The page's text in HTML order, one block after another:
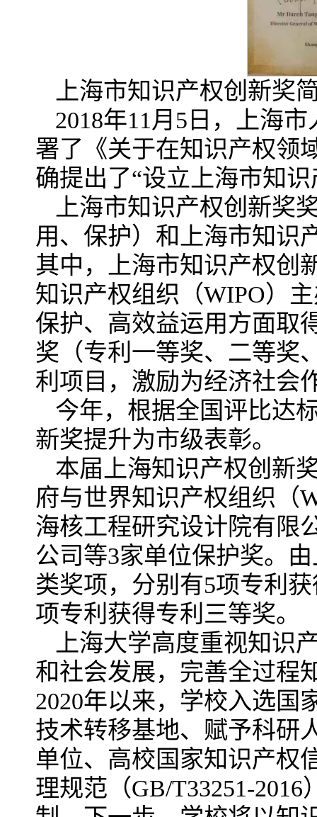
上海市知识产权创新奖
2018年11月5日，上海
署了《关于在知识产权领
确提出了“设立上海市知
上海市知识产权创新奖
用、保护）和上海市知识
其中，上海市知识产权创
知识产权组织（WIPO）
保护、高效益运用方面取
奖（专利一等奖、二等奖
利项目，激励为经济社会
今年，根据全国评比达
新奖提升为市级表彰。
本届上海知识产权创新
府与世界知识产权组织（
海核工程研究设计院有限
公司等3家单位保护奖。
类奖项，分别有5项专利
项专利获得专利三等奖。
上海大学高度重视知识
和社会发展，完善全过程
2020年以来，学校入选国
技术转移基地、赋予科研
单位、高校国家知识产权
理规范（GB/T33251-